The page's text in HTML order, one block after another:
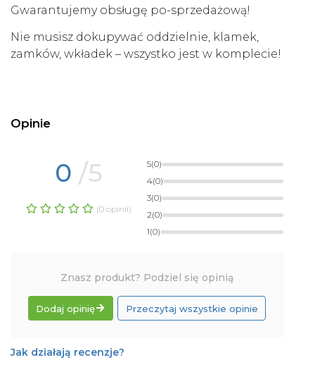
Gwarantujemy obsługę po-sprzedażową!
Nie musisz dokupywać oddzielnie, klamek,
zamków, wkładek – wszystko jest w komplecie!
Opinie
0 /5
(0 opinii)
5(0)
4(0)
3(0)
2(0)
1(0)
Znasz produkt? Podziel się opinią
Dodaj opinię Przeczytaj wszystkie opinie
Jak działają recenzje?